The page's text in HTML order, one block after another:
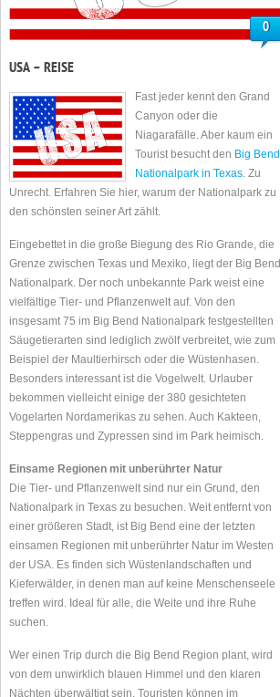
0
USA – REISE
Fast jeder kennt den Grand
Canyon oder die
Niagarafälle. Aber kaum ein
Tourist besucht den Big Bend
Nationalpark in Texas. Zu
Unrecht. Erfahren Sie hier, warum der Nationalpark zu
den schönsten seiner Art zählt.
Eingebettet in die große Biegung des Rio Grande, die
Grenze zwischen Texas und Mexiko, liegt der Big Bend
Nationalpark. Der noch unbekannte Park weist eine
vielfältige Tier- und Pflanzenwelt auf. Von den
insgesamt 75 im Big Bend Nationalpark festgestellten
Säugetierarten sind lediglich zwölf verbreitet, wie zum
Beispiel der Maultierhirsch oder die Wüstenhasen.
Besonders interessant ist die Vogelwelt. Urlauber
bekommen vielleicht einige der 380 gesichteten
Vogelarten Nordamerikas zu sehen. Auch Kakteen,
Steppengras und Zypressen sind im Park heimisch.
Einsame Regionen mit unberührter Natur
Die Tier- und Pflanzenwelt sind nur ein Grund, den
Nationalpark in Texas zu besuchen. Weit entfernt von
einer größeren Stadt, ist Big Bend eine der letzten
einsamen Regionen mit unberührter Natur im Westen
der USA. Es finden sich Wüstenlandschaften und
Kieferwälder, in denen man auf keine Menschenseele
treffen wird. Ideal für alle, die Weite und ihre Ruhe
suchen.
Wer einen Trip durch die Big Bend Region plant, wird
von dem unwirklich blauen Himmel und den klaren
Nächten überwältigt sein. Touristen können im